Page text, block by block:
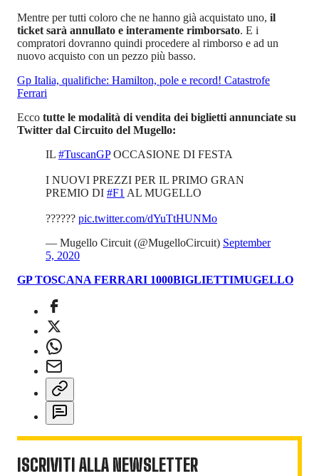
Mentre per tutti coloro che ne hanno già acquistato uno, il
ticket sarà annullato e interamente rimborsato. E i
compratori dovranno quindi procedere al rimborso e ad un
nuovo acquisto con un pezzo più basso.
Gp Italia, qualifiche: Hamilton, pole e record! Catastrofe
Ferrari
Ecco tutte le modalità di vendita dei biglietti annunciate su
Twitter dal Circuito del Mugello:
IL #TuscanGPOCCASIONE DI FESTA
I NUOVI PREZZI PER IL PRIMO GRAN
PREMIO DI #F1 AL MUGELLO
?????? pic.twitter.com/dYuTtHUNMo
— Mugello Circuit (@MugelloCircuit) September
5, 2020
GP TOSCANA FERRARI 1000BIGLIETTIMUGELLO
ISCRIVITI ALLA NEWSLETTER